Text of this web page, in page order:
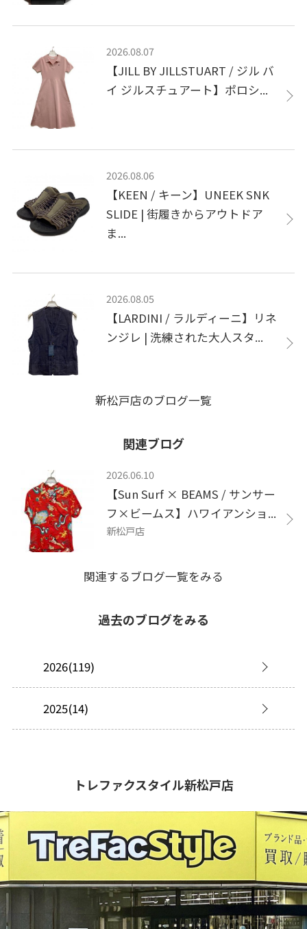
2026.08.07
【JILL BY JILLSTUART / ジル バ
イ ジルスチュアート】ポロシ...
2026.08.06
【KEEN / キーン】UNEEK SNK
SLIDE | 街履きからアウトドア
ま...
2026.08.05
【LARDINI / ラルディーニ】リネ
ンジレ | 洗練された大人スタ...
新松戸店のブログ一覧
関連ブログ
2026.06.10
【Sun Surf × BEAMS / サンサー
フ×ビームス】ハワイアンショ...
新松戸店
関連するブログ一覧をみる
過去のブログをみる
2026(119)
2025(14)
トレファクスタイル新松戸店